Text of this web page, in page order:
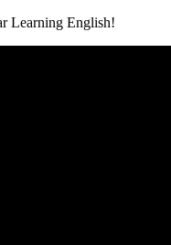
Learning English!